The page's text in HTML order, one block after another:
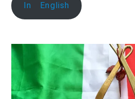
In English